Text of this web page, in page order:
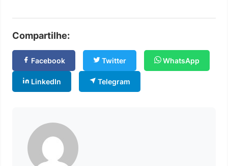
Compartilhe:
Facebook Twitter WhatsApp
LinkedIn Telegram